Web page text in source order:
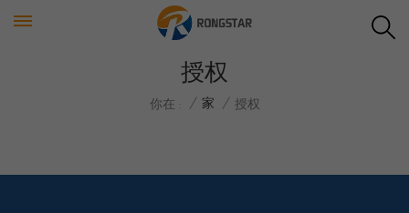
授权
你在 : / 家 / 授权